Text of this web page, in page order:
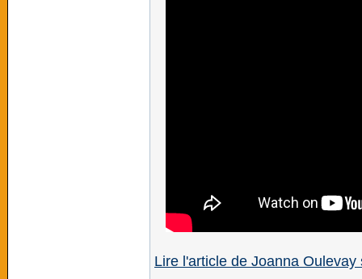
Lire l'article de Joanna Oulevay